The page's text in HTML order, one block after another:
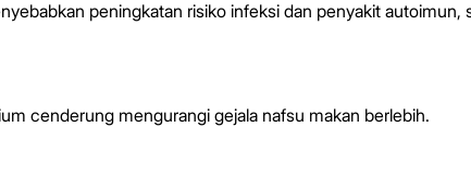
peningkatan risiko infeksi dan penyakit autoimun,
cenderung mengurangi gejala nafsu makan berlebih.